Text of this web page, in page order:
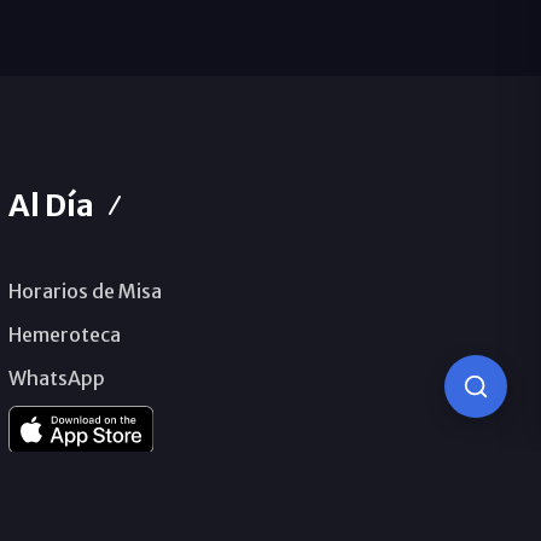
Al Día
Horarios de Misa
Hemeroteca
WhatsApp